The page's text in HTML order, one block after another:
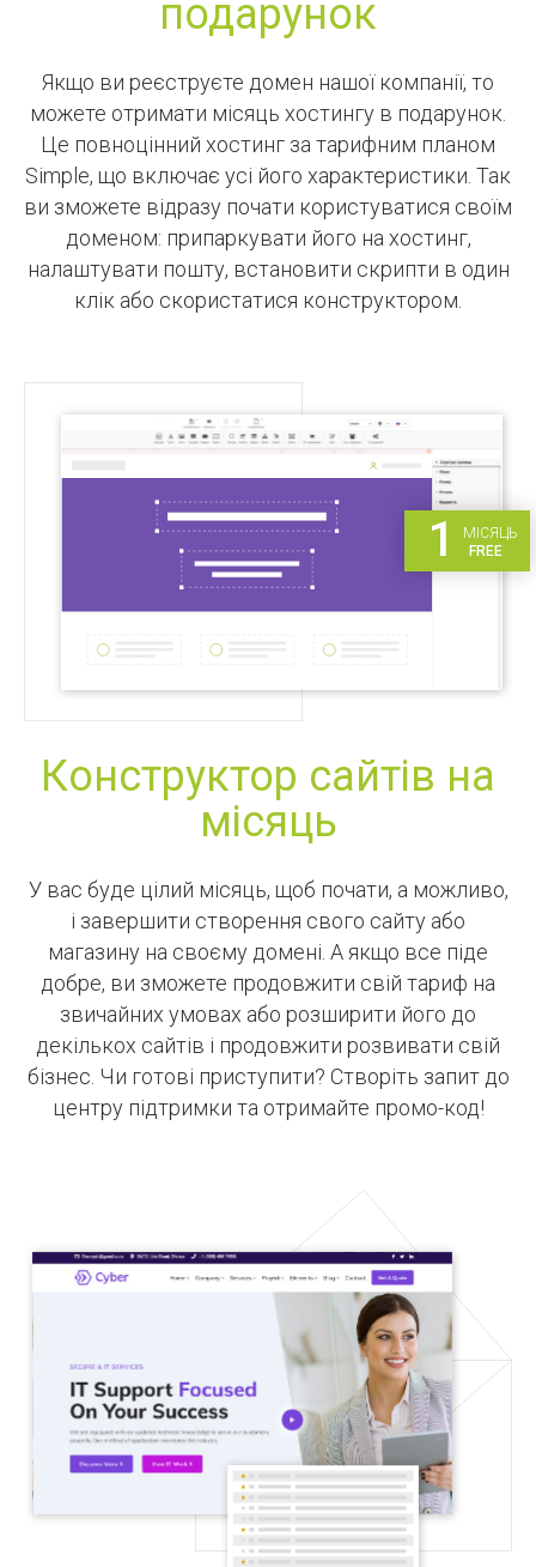
подарунок
Якщо ви реєструєте домен нашої компанії, то
можете отримати місяць хостингу в подарунок.
Це повноцінний хостинг за тарифним планом
Simple, що включає усі його характеристики. Так
ви зможете відразу почати користуватися своїм
доменом: припаркувати його на хостинг,
налаштувати пошту, встановити скрипти в один
клік або скористатися конструктором.
1
МІСЯЦЬ
FREE
Конструктор сайтів на
місяць
У вас буде цілий місяць, щоб почати, а можливо,
і завершити створення свого сайту або
магазину на своєму домені. А якщо все піде
добре, ви зможете продовжити свій тариф на
звичайних умовах або розширити його до
декількох сайтів і продовжити розвивати свій
бізнес. Чи готові приступити? Створіть запит до
центру підтримки та отримайте промо-код!